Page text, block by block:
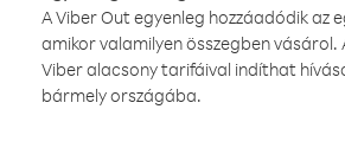
A Viber Out egyenleg hozzáadódik az
amikor valamilyen összegben vásárol.
Viber alacsony tarifáival indíthat
bármely országába.